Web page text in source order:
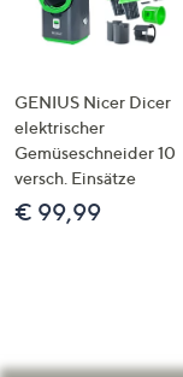
GENIUS Nicer Dicer
elektrischer
Gemüseschneider 10
versch. Einsätze
€ 99,99